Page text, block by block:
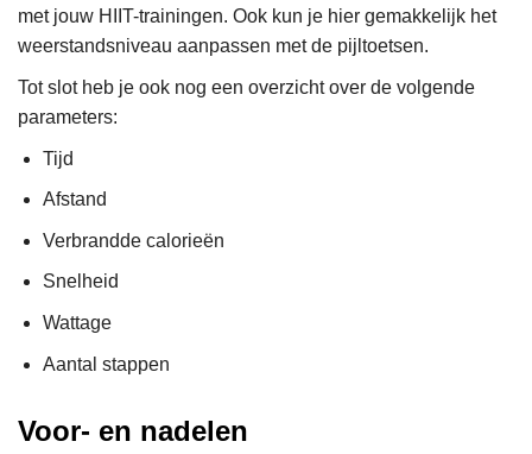
met jouw HIIT-trainingen. Ook kun je hier gemakkelijk het
weerstandsniveau aanpassen met de pijltoetsen.
Tot slot heb je ook nog een overzicht over de volgende
parameters:
Tijd
Afstand
Verbrandde calorieën
Snelheid
Wattage
Aantal stappen
Voor- en nadelen